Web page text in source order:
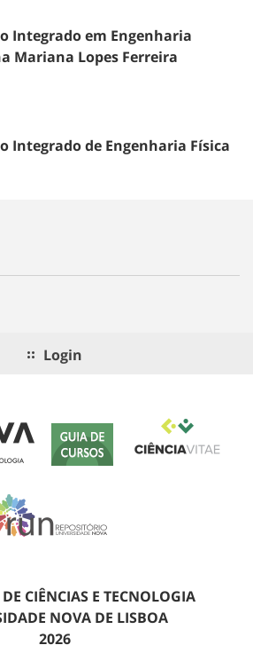
Integrado em Engenharia
Mariana Lopes Ferreira
Integrado de Engenharia Física
Login
CIÊNCIAS E TECNOLOGIA
NOVA DE LISBOA
2026